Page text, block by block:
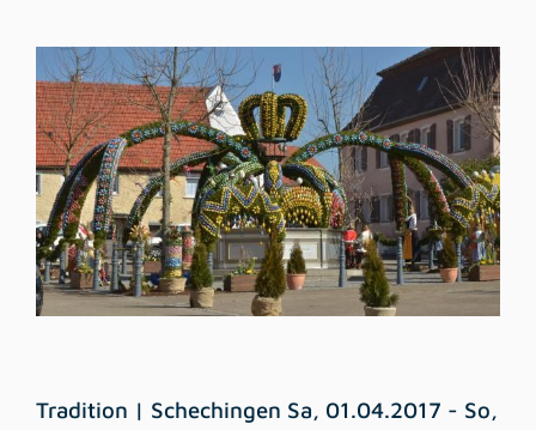
Tradition | Schechingen Sa, 01.04.2017 - So,